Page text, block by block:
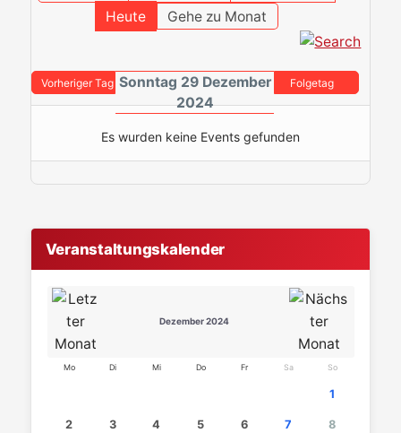
Heute
Gehe zu Monat
Vorheriger Tag Sonntag 29 Dezember
2024
Folgetag
Es wurden keine Events gefunden
Veranstaltungskalender
Dezember 2024
Mo Di Mi Do Fr Sa So
1
2 3 4 5 6 7 8